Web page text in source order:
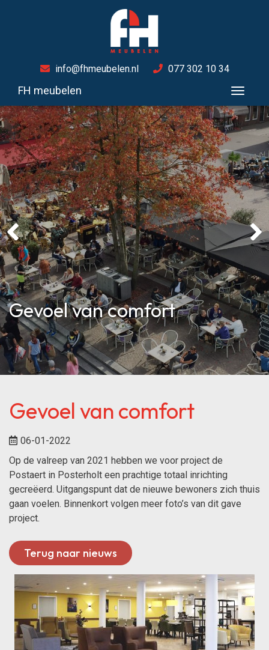
info@fhmeubelen.nl 077 302 10 34
FH meubelen
Gevoel van comfort
Gevoel van comfort
06-01-2022
Op de valreep van 2021 hebben we voor project de
Postaert in Posterholt een prachtige totaal inrichting
gecreëerd. Uitgangspunt dat de nieuwe bewoners zich thuis
gaan voelen. Binnenkort volgen meer foto’s van dit gave
project.
Terug naar nieuws